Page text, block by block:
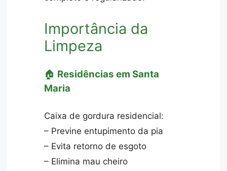
Importância da
Limpeza
🏠 Residências em Santa
Maria
Caixa de gordura residencial:
– Previne entupimento da pia
– Evita retorno de esgoto
– Elimina mau cheiro